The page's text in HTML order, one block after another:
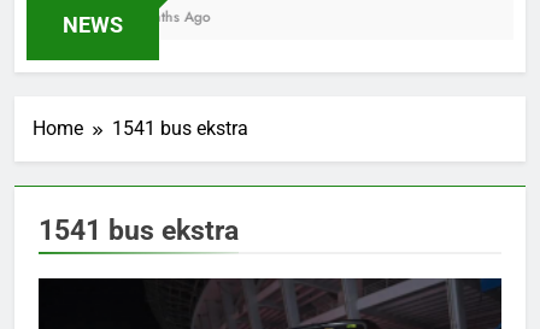
NEWS4 Months Ago
Home 1541 bus ekstra
1541 bus ekstra